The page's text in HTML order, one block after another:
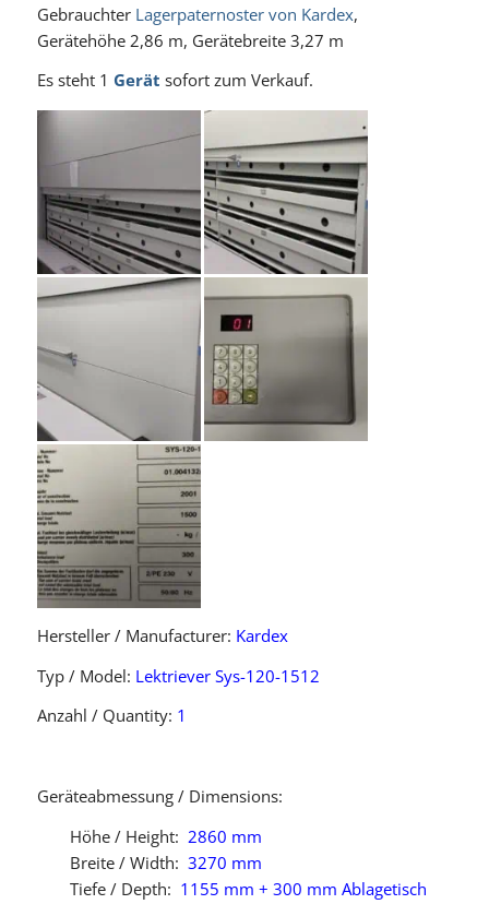
Gebrauchter Lagerpaternoster von Kardex,
Gerätehöhe 2,86 m, Gerätebreite 3,27 m
Es steht 1 Gerät sofort zum Verkauf.
Hersteller / Manufacturer: Kardex
Typ / Model: Lektriever Sys-120-1512
Anzahl / Quantity: 1
Geräteabmessung / Dimensions:
Höhe / Height: 2860 mm
Breite / Width: 3270 mm
Tiefe / Depth: 1155 mm + 300 mm Ablagetisch